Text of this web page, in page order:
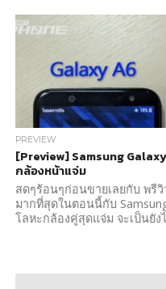
PREVIEW
[Preview] Samsung
กล้องหน้าแจ่ม
สดๆร้อนๆก่อนขายเลยกับ พรี
มากที่สุดในตอนนี้กับ
โลหะกล้องคู่สุดแจ่ม จะเป็นยัง